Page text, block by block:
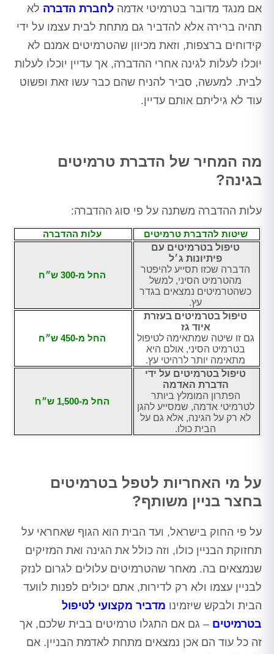
אם מנגד מדובר בטרמיטי אדמה לחברת הדברה לא
תהיה ברירה אלא להדביר גם מתחת לבית עצמו על ידי
קידוחים ברצפות, וזאת מכיוון שהטרמיטים אמנם לא
יוכלו לעלות לגינה אחרי ההדברה, אך עדיין יוכלו לעלות
לבית. למעשה, סביר להניח שהם כבר עשו זאת ופשוט
עוד לא גיליתם אותם עדיין.
מה המחיר של הדברת טרמיטים
בגינה?
עלות ההדברה משתנה על פי סוג ההדברה:
שיטות להדברת טרמיטים
עלות ההדברה
טיפול בטרמיטים עם
פיתיונות ג׳ל
הדברה שכזו תסייע להיפטר
מהטרמיט הסיני, למשל
כשהטרמיטים נמצאים בגדר
עץ.
החל מ-300 ש״ח
טיפול בטרמיטים בעזרת
איוד גז
גם זו שיטה שמתאימה לטיפול
בטרמיט הסיני, אולם היא
מתאימה יותר לרהיטי עץ.
החל מ-450 ש״ח
טיפול בטרמיטים על ידי
הדברת האדמה
הפתרון המומלץ ביותר
לטרמיטי אדמה, שמסייע להגן
לא רק על הגינה, אלא גם על
הבית כולו.
החל מ-1,500 ש״ח
על מי האחריות לטפל בטרמיטים
בחצר בניין משותף?
על פי החוק בישראל, ועד הבית הוא הגוף שאחראי על
תחזוקת הבניין כולו, וזה כולל את הגינה ואת המזיקים
שנמצאים בה. מאחר שהטרמיטים עלולים לגרום לנזק
לבניין עצמו ולא רק לדירות, אתם יכולים לפנות לוועד
הבית ולבקש שיזמינו מדביר מקצועי לטיפול
בטרמיטים – גם אם התגלו טרמיטים בבית שלכם, אך
זה כל עוד הם אכן נמצאים מתחת לאדמת הבניין. אם